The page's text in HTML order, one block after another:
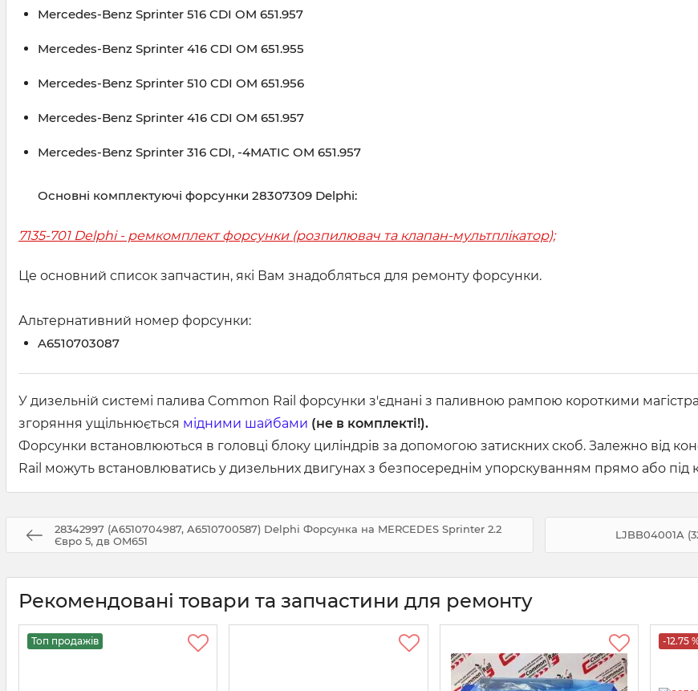
Mercedes-Benz Sprinter 516 CDI OM 651.957
Mercedes-Benz Sprinter 416 CDI OM 651.955
Mercedes-Benz Sprinter 510 CDI OM 651.956
Mercedes-Benz Sprinter 416 CDI OM 651.957
Mercedes-Benz Sprinter 316 CDI, -4MATIC OM 651.957
Основні комплектуючі форсунки 28307309 Delphi:
7135-701 Delphi - ремкомплект форсунки (розпилювач та клапан-мультплікатор);
Це основний список запчастин, які Вам знадобляться для ремонту форсунки.
Альтернативний номер форсунки:
A6510703087
У дизельній системі палива Common Rail форсунки з'єднані з паливною рампою короткими
згоряння ущільнюється мідними шайбами (не в комплекті!).
Форсунки встановлюються в головці блоку циліндрів за допомогою затискних скоб. Залежно від
Rail можуть встановлюватись у дизельних двигунах з безпосереднім упорскуванням прямо або під
28342997 (A6510704987, A6510700587) Delphi Форсунка на MERCEDES Sprinter 2.2
Євро 5, дв OM651
LJBB04001A
Рекомендовані товари та запчастини для ремонту
Топ продажів -12.75